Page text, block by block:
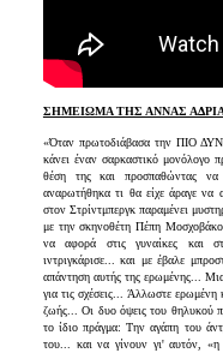
ΣΗΜΕΙΩΜΑ ΤΗΣ ΑΝΝΑΣ
«Όταν πρωτοδιάβασα την ΠΙΟ
κάνει έναν σαρκαστικό μονόλογο
θέση της και προσπαθώντας να
αναρωτήθηκα τι θα είχε άραγε να
στον Στρίντμπεργκ παραμένει
με την σκηνοθέτη Πέπη
να αφορά στις γυναίκες και
ιντριγκάρισε... και με έβαλε
απάντηση αυτής της ερωμένης...
για τις σχέσεις... Άλλωστε ερωμένη
ζωής... Οι δυο όψεις του θηλυκού
το ίδιο πράγμα: Την αγάπη του
του... και να γίνουν γι' αυτόν,